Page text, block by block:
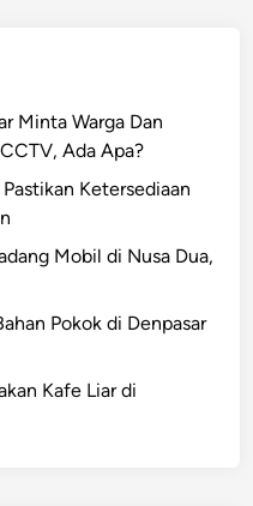
Minta Warga Dan
Ada Apa?
Ketersediaan
Mobil di Nusa Dua,
Pokok di Denpasar
Kafe Liar di